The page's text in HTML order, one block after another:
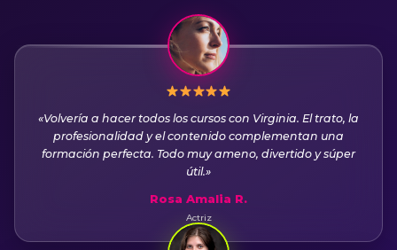
«Volvería a hacer todos los cursos con Virginia. El trato, la
profesionalidad y el contenido complementan una
formación perfecta. Todo muy ameno, divertido y súper
útil.»
Rosa Amalia R.
Actriz